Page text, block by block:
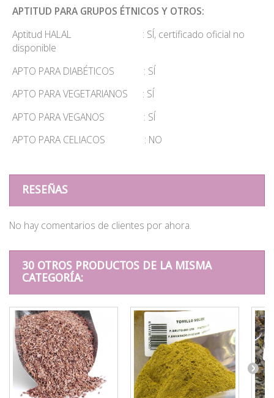
APTITUD PARA GRUPOS ÉTNICOS Y OTROS:
Aptitud HALAL : SÍ, certificado oficial no
disponible
APTO PARA DIABÉTICOS : SÍ
APTO PARA VEGETARIANOS : SÍ
APTO PARA VEGANOS : SÍ
APTO PARA CELIACOS : NO
RESEÑAS
No hay comentarios de clientes por ahora.
30 OTROS PRODUCTOS DE LA MISMA
CATEGORÍA: